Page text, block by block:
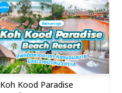
Koh Kood Paradise